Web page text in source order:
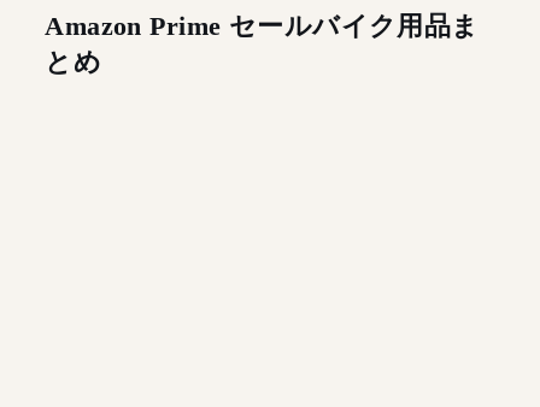
Amazon Prime セールバイク用品ま
とめ